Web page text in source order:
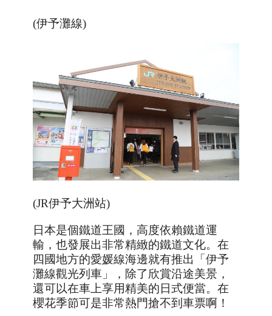
(伊予灘線)
(JR伊予大洲站)
日本是個鐵道王國，高度依賴鐵道運
輸，也發展出非常精緻的鐵道文化。在
四國地方的愛媛線海邊就有推出「伊予
灘線觀光列車」，除了欣賞沿途美景，
還可以在車上享用精美的日式便當。在
櫻花季節可是非常熱門搶不到車票啊！